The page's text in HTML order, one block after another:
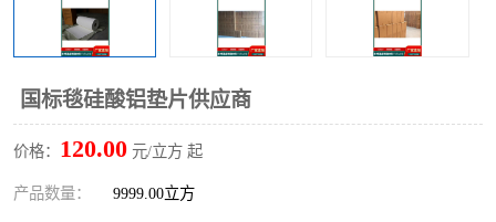
国标毯硅酸铝垫片供应商
价格： 120.00 元/立方 起
产品数量： 9999.00立方